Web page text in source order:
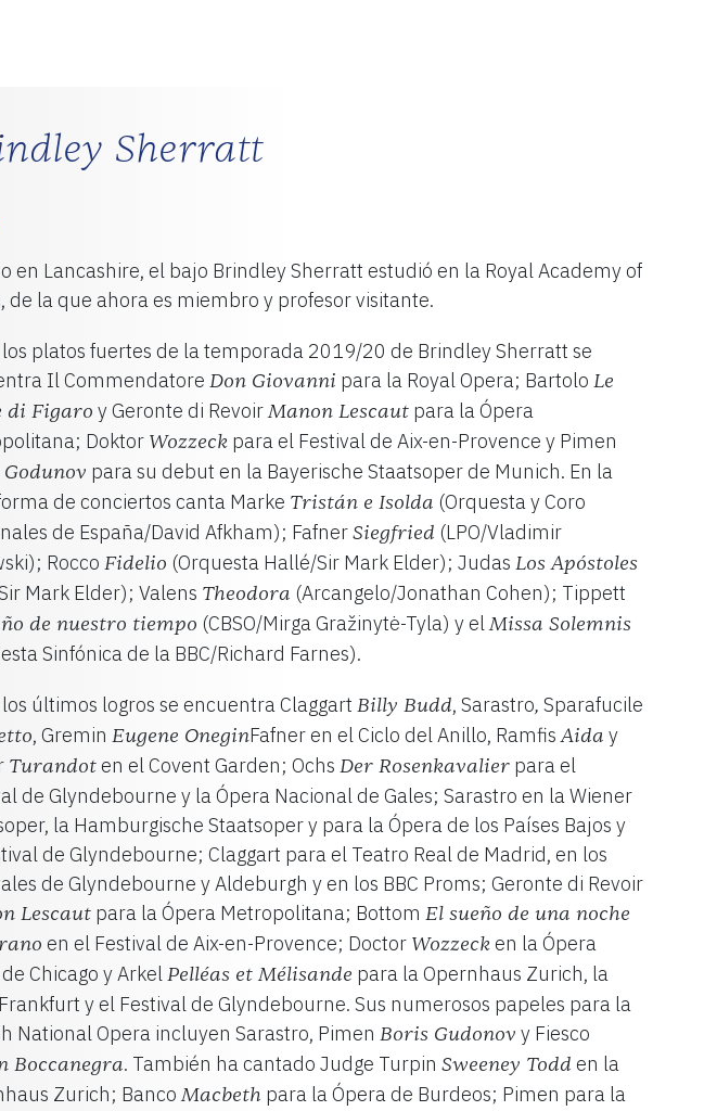
Sherratt
en Lancashire, el bajo Brindley Sherratt estudió en la Royal Academy of
de la que ahora es miembro y profesor visitante.
platos fuertes de la temporada 2019/20 de Brindley Sherratt se
Il Commendatore Don Giovanni para la Royal Opera; Bartolo Le
di Figaro y Geronte di RevoirManon Lescaut para la Ópera
Doktor Wozzeck para el Festival de Aix-en-Provence y Pimen
para su debut en la Bayerische Staatsoper de Munich. En la
de conciertos canta Marke Tristán e Isolda (Orquesta y Coro
de España/David Afkham); FafnerSiegfried (LPO/Vladimir
Rocco Fidelio (Orquesta Hallé/Sir Mark Elder); Judas Los Apóstoles
Mark Elder); Valens Theodora (Arcangelo/Jonathan Cohen); Tippett
de nuestro tiempo (CBSO/Mirga Gražinytė-Tyla) y elMissa Solemnis
Sinfónica de la BBC/Richard Farnes).
últimos logros se encuentra Claggart Billy Budd, Sarastro, Sparafucile
, Gremin Eugene OneginFafner en el Ciclo del Anillo, RamfisAida y
Turandot en el Covent Garden; Ochs Der Rosenkavalier para el
de Glyndebourne y la Ópera Nacional de Gales; Sarastro en la Wiener
la Hamburgische Staatsoper y para la Ópera de los Países Bajos y
de Glyndebourne; Claggart para el Teatro Real de Madrid, en los
de Glyndebourne y Aldeburgh y en los BBC Proms; Geronte di Revoir
Lescaut para la Ópera Metropolitana; Bottom El sueño de una noche
en el Festival de Aix-en-Provence; Doctor Wozzeck en la Ópera
Chicago y ArkelPelléas et Mélisande para la Opernhaus Zurich, la
y el Festival de Glyndebourne. Sus numerosos papeles para la
National Opera incluyen Sarastro, Pimen Boris Gudonov y Fiesco
Boccanegra. También ha cantado Judge Turpin Sweeney Todd en la
Zurich; BancoMacbeth para la Ópera de Burdeos; Pimen para la